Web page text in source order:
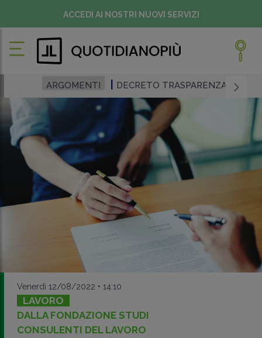
ACCEDI AI NOSTRI NUOVI SERVIZI
ARGOMENTI DECRETO TRASPARENZA
Venerdì 12/08/2022 • 14:10
LAVORO
DALLA FONDAZIONE STUDI
CONSULENTI DEL LAVORO